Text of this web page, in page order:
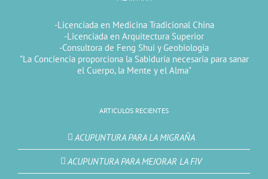
-Licenciada en Medicina Tradicional China
-Licenciada en Arquitectura Superior
-Consultora de Feng Shui y Geobiologia
"La Conciencia proporciona la Sabiduría necesaria para sanar
el Cuerpo, la Mente y el Alma"
ARTICULOS RECIENTES
ACUPUNTURA PARA LA MIGRAÑA
ACUPUNTURA PARA MEJORAR LA FIV